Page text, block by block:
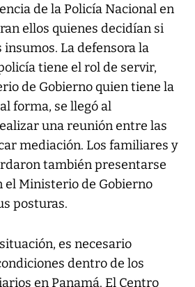
de la Policía Nacional en
ellos quienes decidían si
insumos. La defensora la
tiene el rol de servir,
de Gobierno quien tiene la
forma, se llegó al
una reunión entre las
mediación. Los familiares y
también presentarse
el Ministerio de Gobierno
posturas.
es necesario
dentro de los
en Panamá. El Centro